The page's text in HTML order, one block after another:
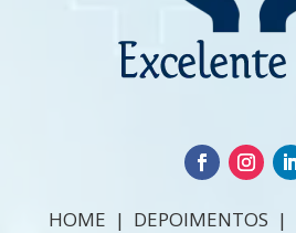
HOME | DEPOIMENTOS |